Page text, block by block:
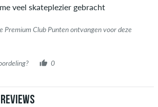
veel skateplezier gebracht
Premium Club Punten ontvangen voor deze
0